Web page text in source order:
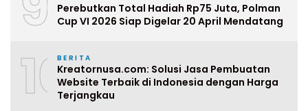
Perebutkan Total Hadiah Rp75 Juta, Polman
Cup VI 2026 Siap Digelar 20 April Mendatang
10BERITA
Kreatornusa.com: Solusi Jasa Pembuatan
Website Terbaik di Indonesia dengan Harga
Terjangkau